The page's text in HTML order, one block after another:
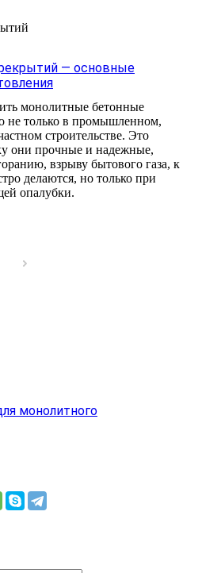
— основные
монолитные бетонные
не только в промышленном,
строительстве. Это
они прочные и надежные,
взрыву бытового газа, к
делаются, но только при
опалубки.
монолитного